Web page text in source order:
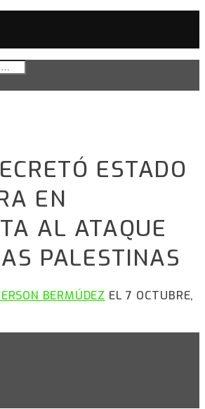
ESTADO
EN
AL ATAQUE
PALESTINAS
BERMÚDEZ EL 7 OCTUBRE,